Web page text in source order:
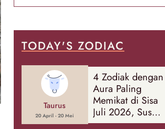
TODAY'S ZODIAC
Taurus
20 April - 20 Mei
4 Zodiak dengan
Aura Paling
Memikat di Sisa
Juli 2026, Susah
Diabaikan Orang